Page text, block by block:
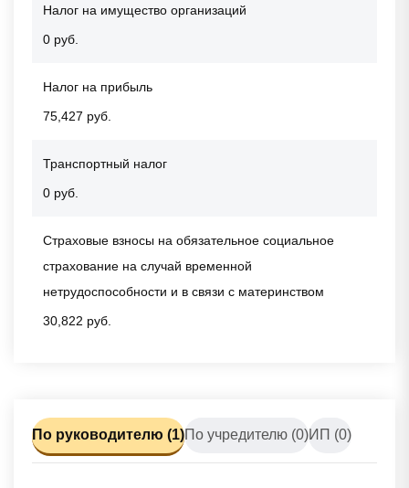
Налог на имущество организаций
0 руб.
Налог на прибыль
75,427 руб.
Транспортный налог
0 руб.
Страховые взносы на обязательное социальное
страхование на случай временной
нетрудоспособности и в связи с материнством
30,822 руб.
По руководителю (1)По учредителю (0)ИП (0)